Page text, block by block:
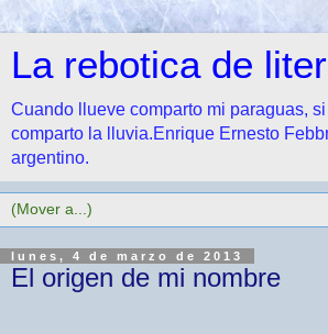
La rebotica de
Cuando llueve comparto mi paraguas,
comparto la lluvia.Enrique Ernesto
argentino.
lunes, 4 de marzo de 2013
El origen de mi nombre